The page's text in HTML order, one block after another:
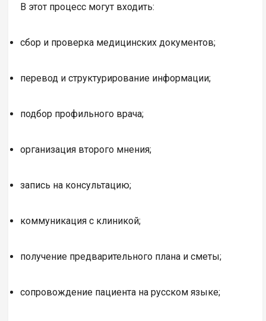
В этот процесс могут входить:
сбор и проверка медицинских документов;
перевод и структурирование информации;
подбор профильного врача;
организация второго мнения;
запись на консультацию;
коммуникация с клиникой;
получение предварительного плана и сметы;
сопровождение пациента на русском языке;